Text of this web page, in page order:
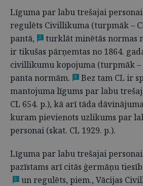
Līguma par labu trešajai
regulēts Civillikuma (turpmāk –
pantā,
2 turklāt minētās normas
ir tikušas pārņemtas no 1864.
civillikumu kopojuma (turpmāk –
panta normām.
4
Bez tam CL ir
mantojuma līgums par labu
CL 654. p.), kā arī tāda
kuram pievienots uzlikums par
personai (skat. CL 1929. p.).
Līguma par labu trešajai
pazīstams arī citās ģermāņu
5 un regulēts, piem., Vācijas